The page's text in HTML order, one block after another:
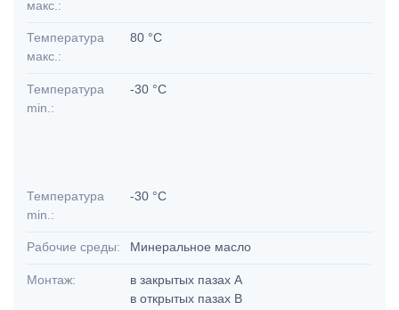
макс.:
Температура
макс.:
80 °C
Температура
min.:
-30 °C
Температура
min.:
-30 °C
Рабочие среды: Минеральное масло
Монтаж:
в закрытых пазах А
в открытых пазах В